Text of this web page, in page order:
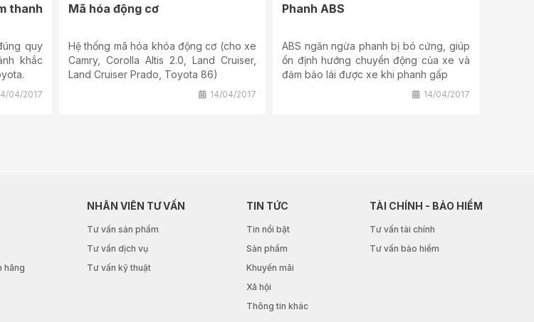
thanh
quy
khắc
04/2017
Mã hóa động cơ
Hệ thống mã hóa khóa động cơ (cho xe
Camry, Corolla Altis 2.0, Land Cruiser,
Land Cruiser Prado, Toyota 86)
14/04/2017
Phanh ABS
ABS ngăn ngừa phanh bị bó cứng, giúp
ổn định hướng chuyển động của xe và
đảm bảo lái được xe khi phanh gấp
14/04/2017
hãng
NHÂN VIÊN TƯ VẤN
Tư vấn sản phẩm
Tư vấn dịch vụ
Tư vấn kỹ thuật
TIN TỨC
Tin nổi bật
Sản phẩm
Khuyến mãi
Xã hội
Thông tin khác
TÀI CHÍNH - BẢO HIỂM
Tư vấn tài chính
Tư vấn bảo hiểm